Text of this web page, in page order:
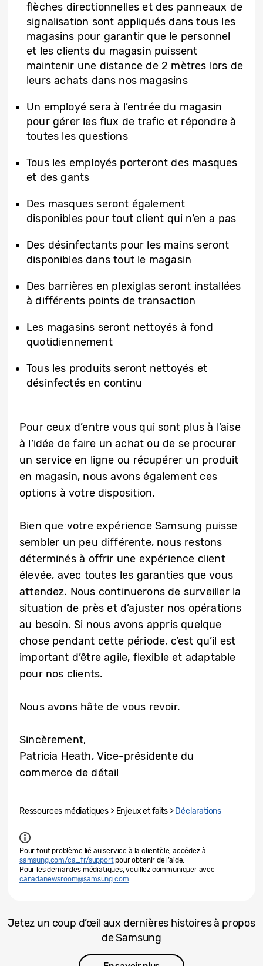
flèches directionnelles et des panneaux de
signalisation sont appliqués dans tous les
magasins pour garantir que le personnel
et les clients du magasin puissent
maintenir une distance de 2 mètres lors de
leurs achats dans nos magasins
Un employé sera à l’entrée du magasin
pour gérer les flux de trafic et répondre à
toutes les questions
Tous les employés porteront des masques
et des gants
Des masques seront également
disponibles pour tout client qui n’en a pas
Des désinfectants pour les mains seront
disponibles dans tout le magasin
Des barrières en plexiglas seront installées
à différents points de transaction
Les magasins seront nettoyés à fond
quotidiennement
Tous les produits seront nettoyés et
désinfectés en continu
Pour ceux d’entre vous qui sont plus à l’aise
à l’idée de faire un achat ou de se procurer
un service en ligne ou récupérer un produit
en magasin, nous avons également ces
options à votre disposition.
Bien que votre expérience Samsung puisse
sembler un peu différente, nous restons
déterminés à offrir une expérience client
élevée, avec toutes les garanties que vous
attendez. Nous continuerons de surveiller la
situation de près et d’ajuster nos opérations
au besoin. Si nous avons appris quelque
chose pendant cette période, c’est qu’il est
important d’être agile, flexible et adaptable
pour nos clients.
Nous avons hâte de vous revoir.
Sincèrement,
Patricia Heath, Vice-présidente du
commerce de détail
Ressources médiatiques > Enjeux et faits > Déclarations
Pour tout problème lié au service à la clientèle, accédez à
samsung.com/ca_fr/supportpour obtenir de l’aide.
Pour les demandes médiatiques, veuillez communiquer avec
canadanewsroom@samsung.com.
Jetez un coup d’œil aux dernières histoires à propos
de Samsung